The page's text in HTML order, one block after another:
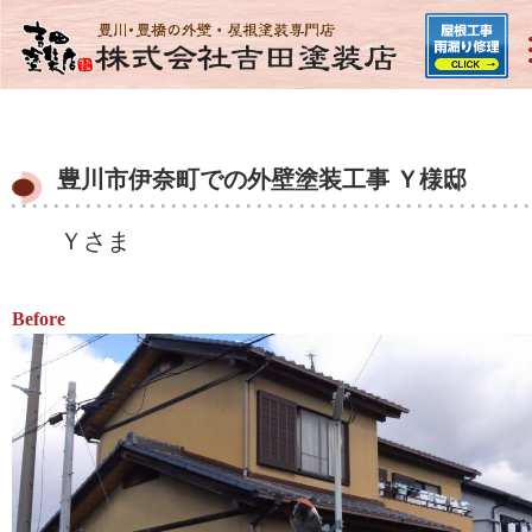
豊川市伊奈町での外壁塗装工事 Ｙ様邸
Ｙさま
Before